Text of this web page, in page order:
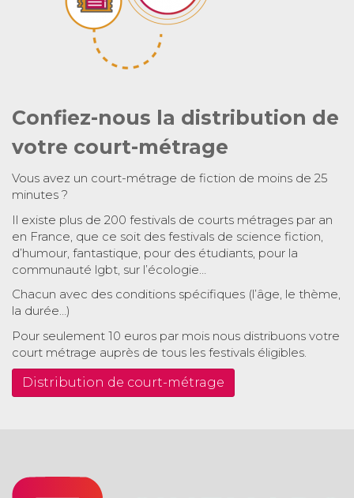
Confiez-nous la distribution de
votre court-métrage
Vous avez un court-métrage de fiction de moins de 25
minutes ?
Il existe plus de 200 festivals de courts métrages par an
en France, que ce soit des festivals de science fiction,
d’humour, fantastique, pour des étudiants, pour la
communauté lgbt, sur l’écologie…
Chacun avec des conditions spécifiques (l’âge, le thème,
la durée…)
Pour seulement 10 euros par mois nous distribuons votre
court métrage auprès de tous les festivals éligibles.
Distribution de court-métrage